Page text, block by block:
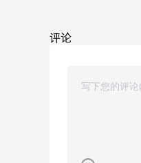
评论
玛奇朵